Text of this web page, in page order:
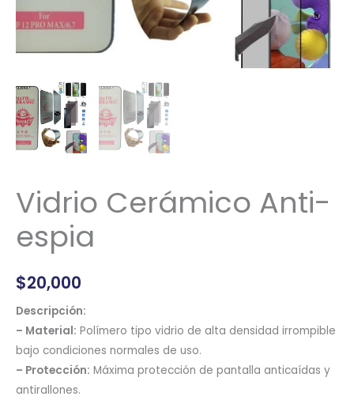
Vidrio Cerámico Anti-
espia
$20,000
Descripción:
– Material: Polímero tipo vidrio de alta densidad irrompible
bajo condiciones normales de uso.
– Protección: Máxima protección de pantalla anticaídas y
antirallones.